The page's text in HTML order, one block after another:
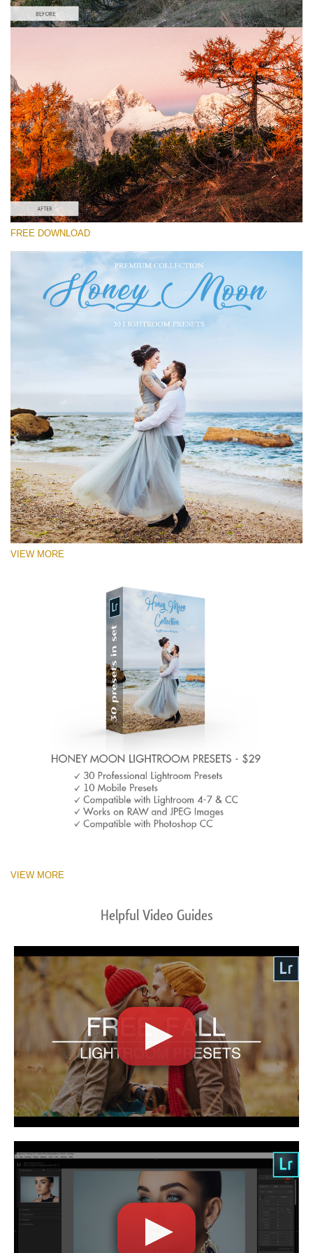
Please select
(30 Lr Presets)
Wedding Collection
(400 Lr Presets)
Must-Have Collection
(1432 Lr Presets)
Free download
FREE DOWNLOAD
VIEW MORE
VIEW MORE
Helpful Video Guides